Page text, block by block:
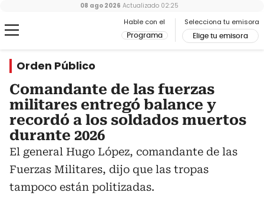
Hable con el
Programa
Selecciona tu emisora
Elige tu emisora
08 ago 2026 Actualizado 02:25
Orden Público
Comandante de las fuerzas
militares entregó balance y
recordó a los soldados muertos
durante 2026
El general Hugo López, comandante de las
Fuerzas Militares, dijo que las tropas
tampoco están politizadas.